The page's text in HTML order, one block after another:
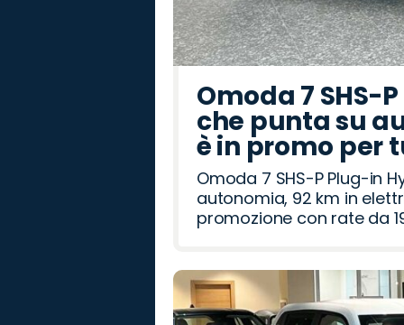
Omoda 7 SHS-
che punta su
è in promo per
Omoda 7 SHS-P Plug-in
autonomia, 92 km in
promozione con rate da